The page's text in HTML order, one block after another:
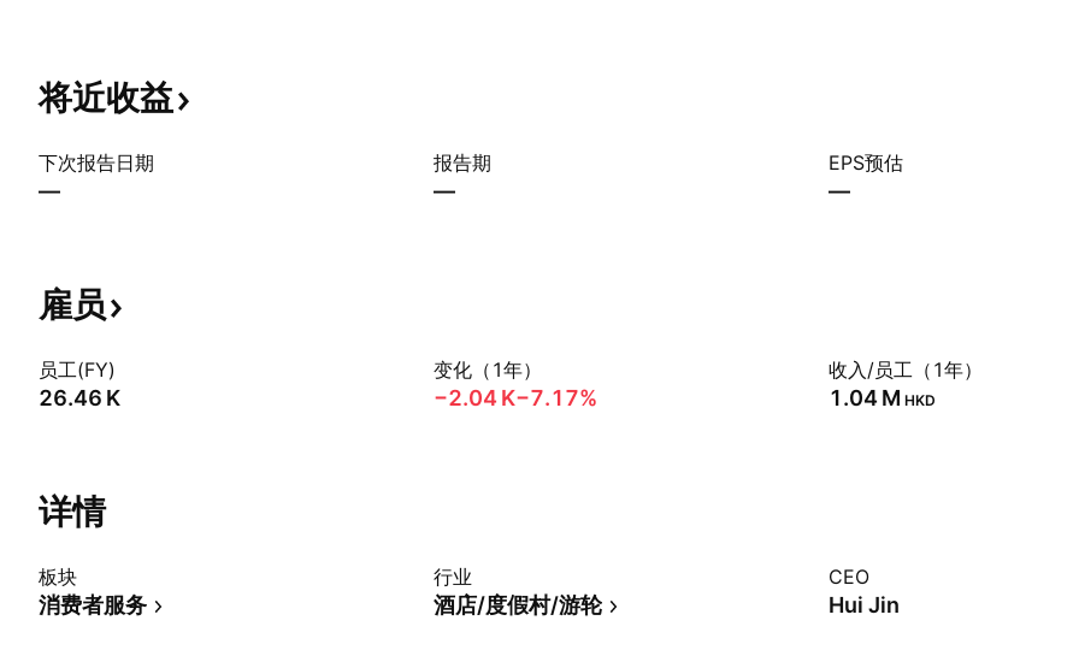
将近收益
下次报告日期
—
报告期
—
EPS预估
—
雇员
员工(FY)
‪26.46 K‬
变化（1年）
‪−2.04 K‬−7.17%
收入/员工（1年）
‪1.04 M‬ HKD
详情
板块
消费者服务
行业
酒店/度假村/游轮
CEO
Hui Jin